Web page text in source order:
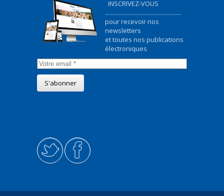
INSCRIVEZ-VOUS
...................................................
pour recevoir nos
newsletters
et toutes nos publications
électroniques